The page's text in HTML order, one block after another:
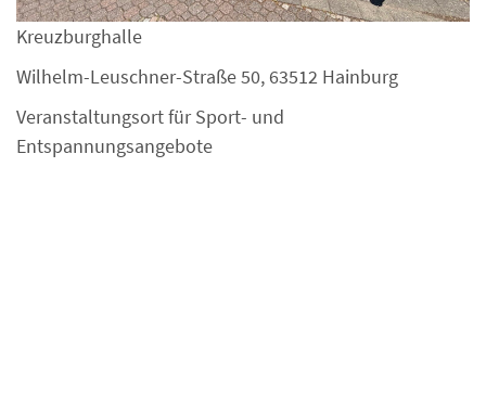
Kreuzburghalle
Wilhelm-Leuschner-Straße 50, 63512 Hainburg
Veranstaltungsort für Sport- und
Entspannungsangebote